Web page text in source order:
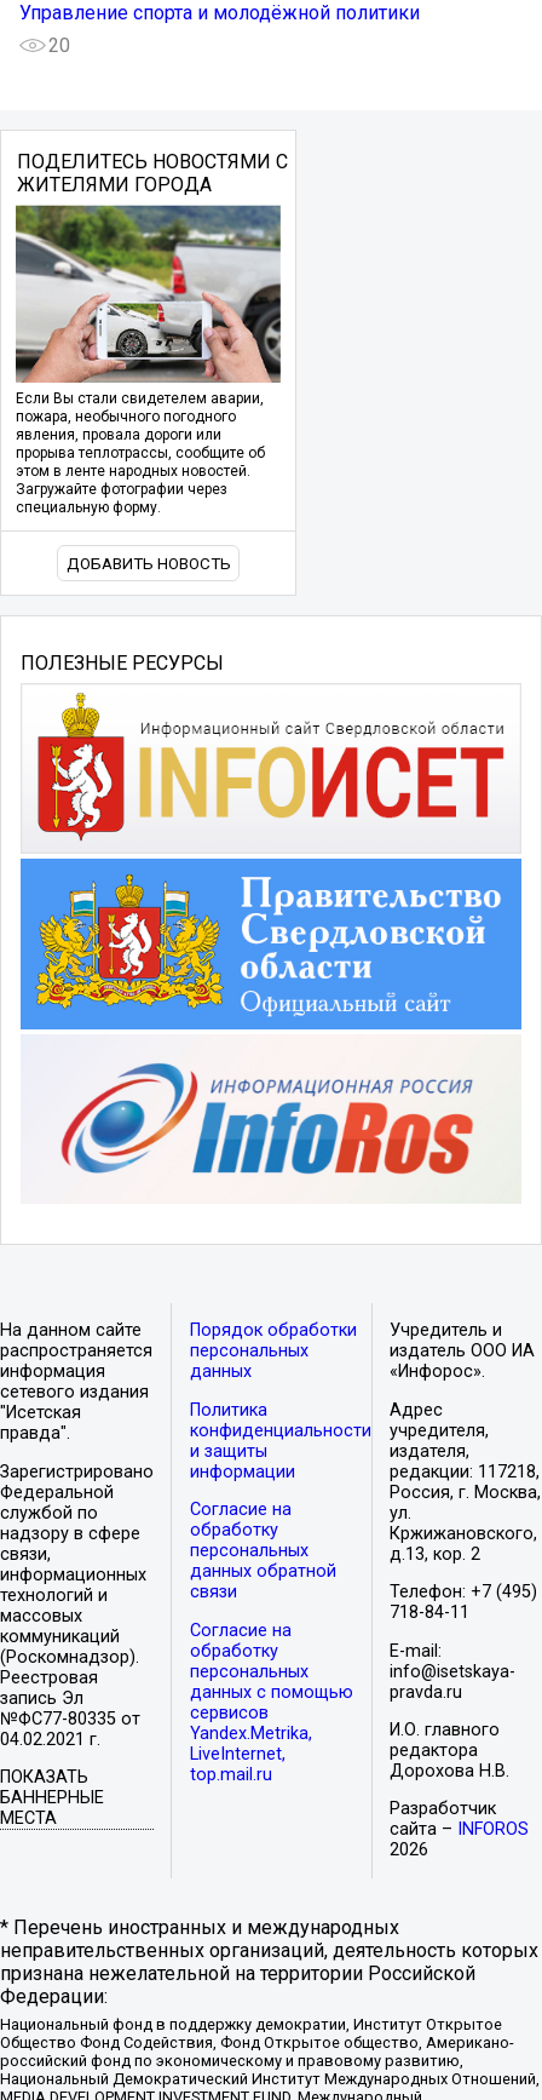
Управление спорта и молодёжной политики
20
ПОДЕЛИТЕСЬ НОВОСТЯМИ С
ЖИТЕЛЯМИ ГОРОДА
Если Вы стали свидетелем аварии,
пожара, необычного погодного
явления, провала дороги или
прорыва теплотрассы, сообщите об
этом в ленте народных новостей.
Загружайте фотографии через
специальную форму.
ДОБАВИТЬ НОВОСТЬ
ПОЛЕЗНЫЕ РЕСУРСЫ
На данном сайте
распространяется
информация
сетевого издания
"Исетская
правда".
Зарегистрировано
Федеральной
службой по
надзору в сфере
связи,
информационных
технологий и
массовых
коммуникаций
(Роскомнадзор).
Реестровая
запись Эл
№ФС77-80335 от
04.02.2021 г.
ПОКАЗАТЬ
БАННЕРНЫЕ
МЕСТА
Порядок обработки
персональных
данных
Политика
конфиденциальности
и защиты
информации
Согласие на
обработку
персональных
данных обратной
связи
Согласие на
обработку
персональных
данных с помощью
сервисов
Yandex.Metrika,
LiveInternet,
top.mail.ru
Учредитель и
издатель ООО ИА
«Инфорос».
Адрес
учредителя,
издателя,
редакции: 117218,
Россия, г. Москва,
ул.
Кржижановского,
д.13, кор. 2
Телефон: +7 (495)
718-84-11
E-mail:
info@isetskaya-
pravda.ru
И.О. главного
редактора
Дорохова Н.В.
Разработчик
сайта –
INFOROS
2026
* Перечень иностранных и международных
неправительственных организаций, деятельность которых
признана нежелательной на территории Российской
Федерации:
Национальный фонд в поддержку демократии, Институт Открытое
Общество Фонд Содействия, Фонд Открытое общество, Американо-
российский фонд по экономическому и правовому развитию,
Национальный Демократический Институт Международных Отношений,